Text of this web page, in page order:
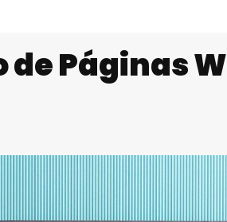
Páginas